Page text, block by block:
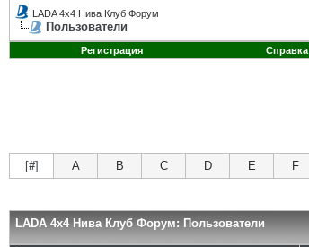
LADA 4x4 Нива Клуб Форум
Пользователи
Регистрация
Справка
[#] A B C D E F
LADA 4x4 Нива Клуб Форум: Пользователи